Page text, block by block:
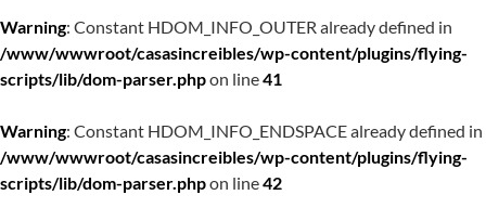
Warning: Constant HDOM_INFO_OUTER already defined in
/www/wwwroot/casasincreibles/wp-content/plugins/flying-
scripts/lib/dom-parser.phpon line41
Warning: Constant HDOM_INFO_ENDSPACE already defined in
/www/wwwroot/casasincreibles/wp-content/plugins/flying-
scripts/lib/dom-parser.phpon line42